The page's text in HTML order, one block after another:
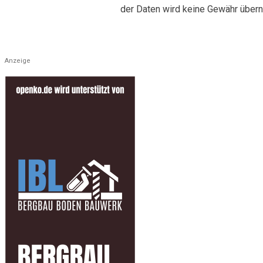
der Daten wird keine Gewähr
Anzeige